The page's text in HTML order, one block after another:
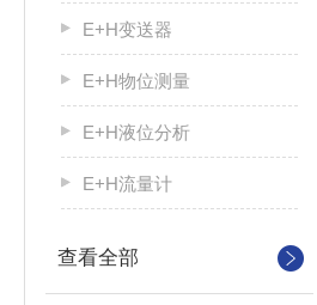
E+H变送器
E+H物位测量
E+H液位分析
E+H流量计
查看全部